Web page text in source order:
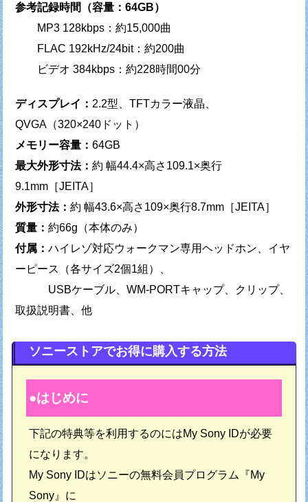
参考記録時間（容量：64GB）
MP3 128kbps：約15,000曲
FLAC 192kHz/24bit：約200曲
ビデオ 384kbps：約228時間00分
ディスプレイ： 2.2型、TFTカラー液晶、
QVGA（320×240ドット）
メモリー容量： 64GB
最大外形寸法： 約 幅44.4×高さ109.1×奥行
9.1mm［JEITA］
外形寸法： 約 幅43.6×高さ109×奥行8.7mm［JEITA］
質量： 約66g（本体のみ）
付属： ハイレゾ対応ウォークマン専用ヘッドホン、イヤ
ーピース（各サイズ2個1組）、
USBケーブル、WM-PORTキャップ、クリップ、
取扱説明書、他
ソニーストアでお得に購入する方法
はじめに
下記の特典等を利用するのにはMy Sony IDが必要
になります。
My Sony IDはソニーの無料会員プログラム『My
Sony』に